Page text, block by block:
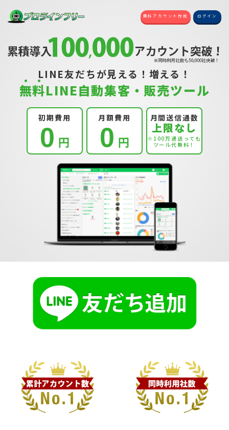
無料アカウント作成 ログイン
LINE友だちが見える！増える！
無料LINE自動集客・販売ツール
初期費用
0 円
月額費用
0 円
月間送信通数
上限なし
※100万通送っても
ツール代無料！